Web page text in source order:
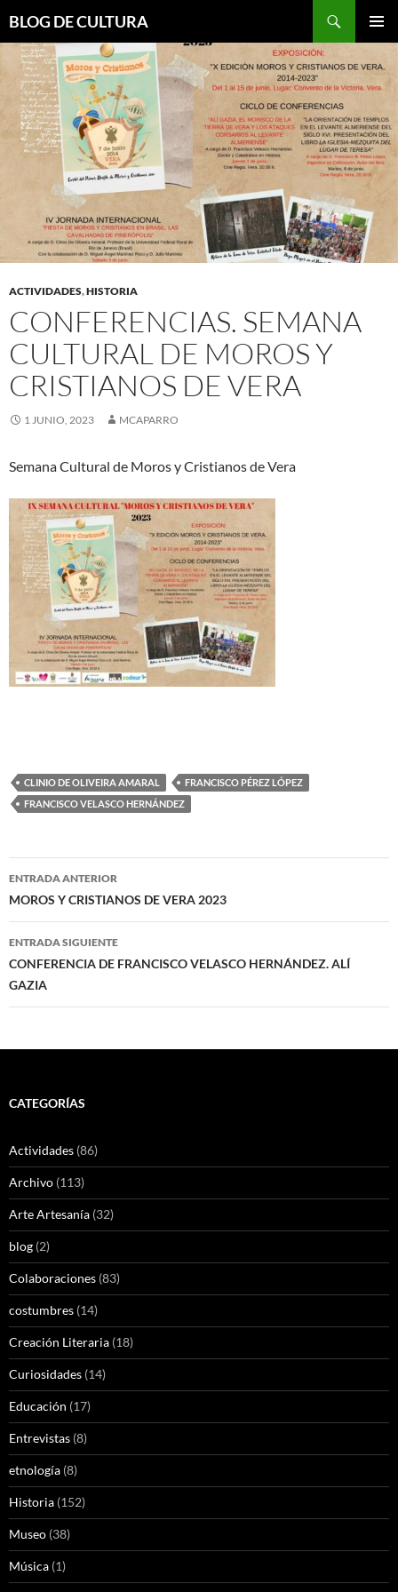
contenido
BLOG DE CULTURA
ACTIVIDADES,HISTORIA
CONFERENCIAS. SEMANA
CULTURAL DE MOROS Y
CRISTIANOS DE VERA
1 JUNIO, 2023 MCAPARRO
Semana Cultural de Moros y Cristianos de Vera
CLINIO DE OLIVEIRA AMARAL
FRANCISCO PÉREZ LÓPEZ
FRANCISCO VELASCO HERNÁNDEZ
Navegación
de
entradas
ENTRADA ANTERIOR
MOROS Y CRISTIANOS DE VERA 2023
ENTRADA SIGUIENTE
CONFERENCIA DE FRANCISCO VELASCO HERNÁNDEZ. ALÍ
GAZIA
CATEGORÍAS
Actividades (86)
Archivo (113)
Arte Artesanía (32)
blog (2)
Colaboraciones (83)
costumbres (14)
Creación Literaria (18)
Curiosidades (14)
Educación (17)
Entrevistas (8)
etnología (8)
Historia (152)
Museo (38)
Música (1)